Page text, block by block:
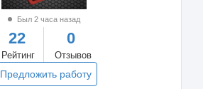
Был 2 часа назад
22
Рейтинг
0
Отзывов
Предложить работу